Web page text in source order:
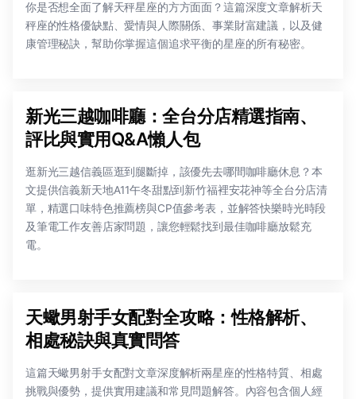
你是否想全面了解天秤星座的方方面面？這篇深度文章解析天
秤座的性格優缺點、愛情與人際關係、事業財富建議，以及健
康管理秘訣，幫助你掌握這個追求平衡的星座的所有秘密。
新光三越咖啡廳：全台分店精選指南、
評比與實用Q&A懶人包
逛新光三越信義區逛到腿斷掉，該優先去哪間咖啡廳休息？本
文提供信義新天地A11午冬甜點到新竹福裡安花神等全台分店清
單，精選口味特色推薦榜與CP值參考表，並解答快樂時光時段
及筆電工作友善店家問題，讓您輕鬆找到最佳咖啡廳放鬆充
電。
天蠍男射手女配對全攻略：性格解析、
相處秘訣與真實問答
這篇天蠍男射手女配對文章深度解析兩星座的性格特質、相處
挑戰與優勢，提供實用建議和常見問題解答。內容包含個人經